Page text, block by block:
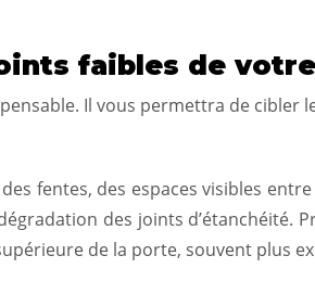
faibles de
Il vous permettra de
fentes, des espaces visibles
des joints
de la porte, souvent plus